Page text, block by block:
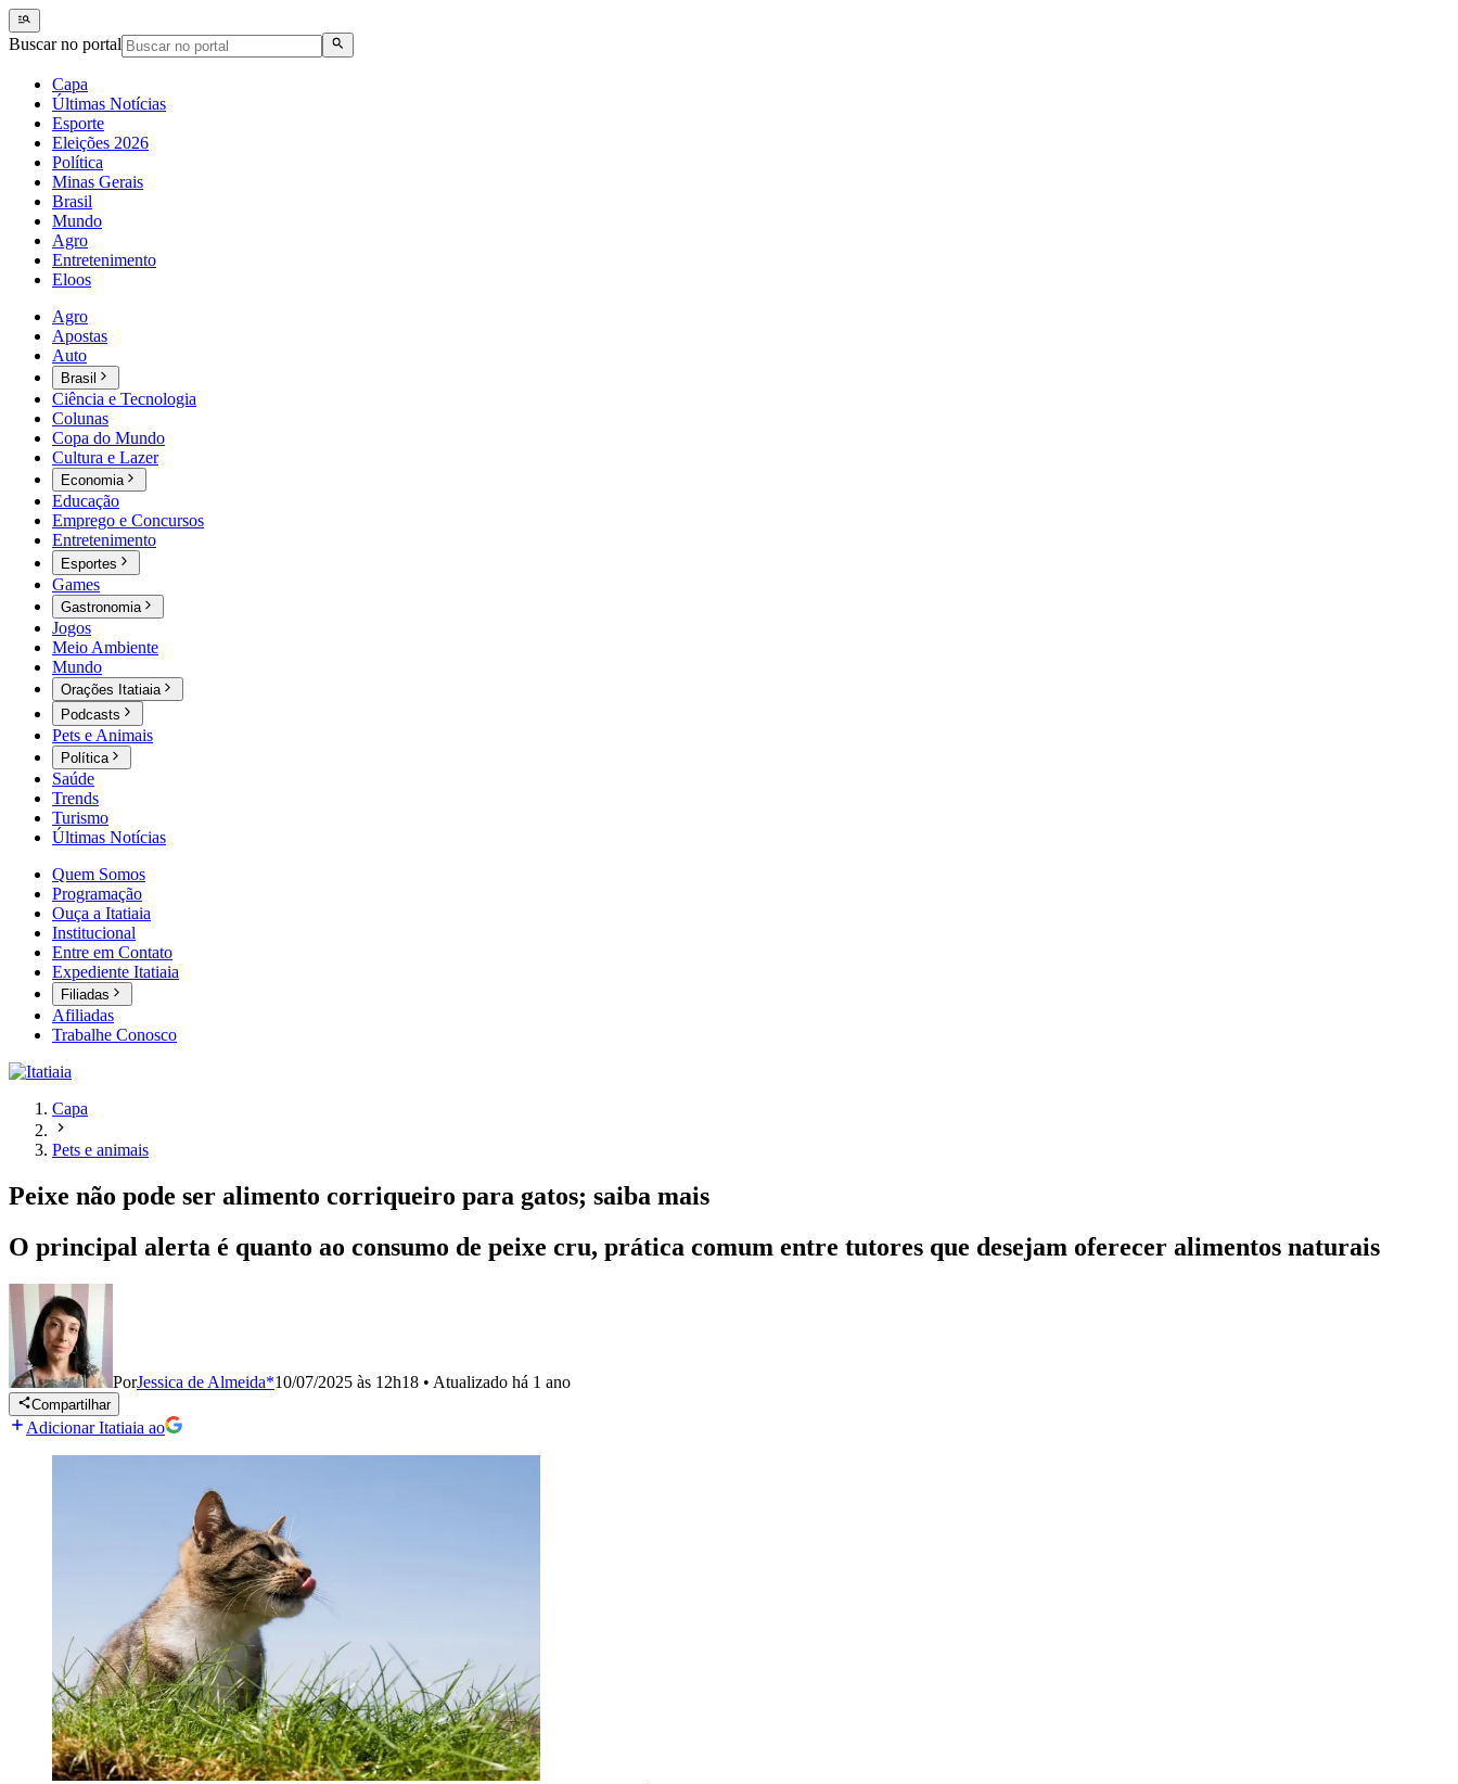
Buscar no portal
Capa
Últimas Notícias
Esporte
Eleições 2026
Política
Minas Gerais
Brasil
Mundo
Agro
Entretenimento
Eloos
Agro
Apostas
Auto
Brasil
Ciência e Tecnologia
Colunas
Copa do Mundo
Cultura e Lazer
Economia
Educação
Emprego e Concursos
Entretenimento
Esportes
Games
Gastronomia
Jogos
Meio Ambiente
Mundo
Orações Itatiaia
Podcasts
Pets e Animais
Política
Saúde
Trends
Turismo
Últimas Notícias
Quem Somos
Programação
Ouça a Itatiaia
Institucional
Entre em Contato
Expediente Itatiaia
Filiadas
Afiliadas
Trabalhe Conosco
Capa
Pets e animais
Peixe não pode ser alimento corriqueiro para gatos; saiba mais
O principal alerta é quanto ao consumo de peixe cru, prática comum entre tutores que desejam oferecer alimentos naturais
PorJessica de Almeida*10/07/2025 às 12h18 • Atualizado há 1 ano
Compartilhar
Adicionar Itatiaia ao